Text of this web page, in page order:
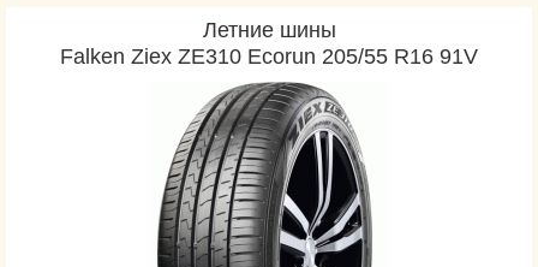
Летние шины
Falken Ziex ZE310 Ecorun 205/55 R16 91V